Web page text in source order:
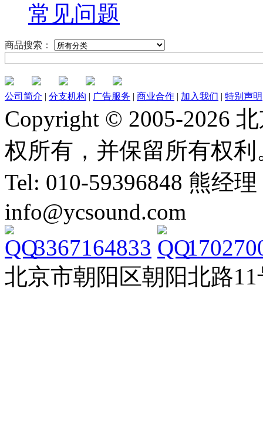
常见问题
商品搜索：
公司简介 | 分支机构 | 广告服务 | 商业合作 | 加入我们 | 特别声明
Copyright © 2005-2026
权所有，并保留所有权利
Tel: 010-59396848 熊经
info@ycsound.com
3367164833
北京市朝阳区朝阳北路